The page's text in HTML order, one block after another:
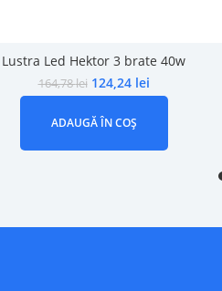
Lustra Led Hektor 3 brate 40w
164,78lei 124,24 lei
ADAUGĂ ÎN COȘ